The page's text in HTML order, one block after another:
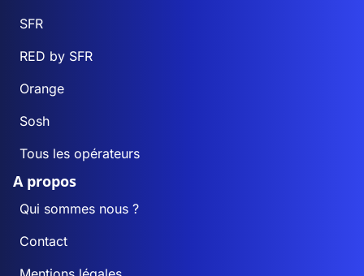
SFR
RED by SFR
Orange
Sosh
Tous les opérateurs
A propos
Qui sommes nous ?
Contact